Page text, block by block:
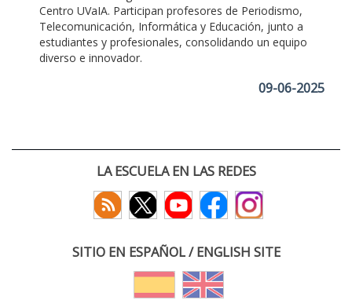
Centro UVaIA. Participan profesores de Periodismo,
Telecomunicación, Informática y Educación, junto a
estudiantes y profesionales, consolidando un equipo
diverso e innovador.
09-06-2025
LA ESCUELA EN LAS REDES
SITIO EN ESPAÑOL / ENGLISH SITE